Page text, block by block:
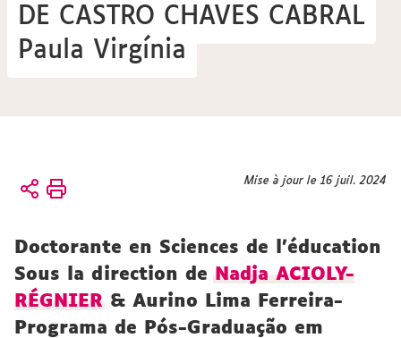
DE CASTRO CHAVES CABRAL
Paula Virgínia
Vous
Accueil
Doctorant.es
Mise à jour le 16 juil. 2024
Doctorante en Sciences de l’éducation
Sous la direction de
Nadja ACIOLY-
RÉGNIER & Aurino Lima Ferreira-
Programa de Pós-Graduação em